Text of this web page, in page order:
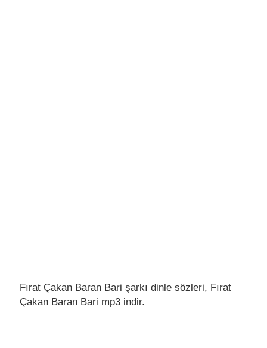
Fırat Çakan Baran Bari şarkı dinle sözleri, Fırat
Çakan Baran Bari mp3 indir.